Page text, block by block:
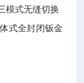
模式无缝切换
式全封闭钣金